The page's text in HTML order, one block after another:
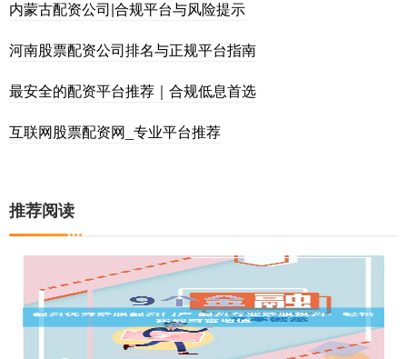
内蒙古配资公司|合规平台与风险提示
河南股票配资公司排名与正规平台指南
最安全的配资平台推荐｜合规低息首选
互联网股票配资网_专业平台推荐
推荐阅读